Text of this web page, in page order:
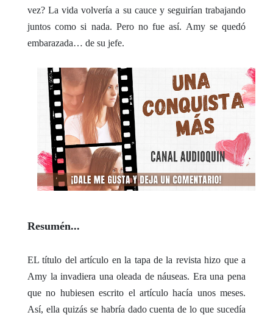
vez? La vida volvería a su cauce y seguirían trabajando
juntos como si nada. Pero no fue así. Amy se quedó
embarazada… de su jefe.
Resumén...
EL título del artículo en la tapa de la revista hizo que a
Amy la invadiera una oleada de náuseas. Era una pena
que no hubiesen escrito el artículo hacía unos meses.
Así, ella quizás se habría dado cuenta de lo que sucedía